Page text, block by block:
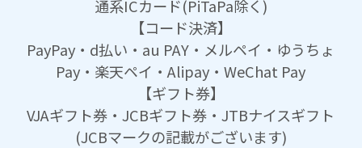
通系ICカード(PiTaPa除く)
【コード決済】
PayPay・d払い・au PAY・メルペイ・ゆうちょ
Pay・楽天ペイ・Alipay・WeChat Pay
【ギフト券】
VJAギフト券・JCBギフト券・JTBナイスギフト
(JCBマークの記載がございます)